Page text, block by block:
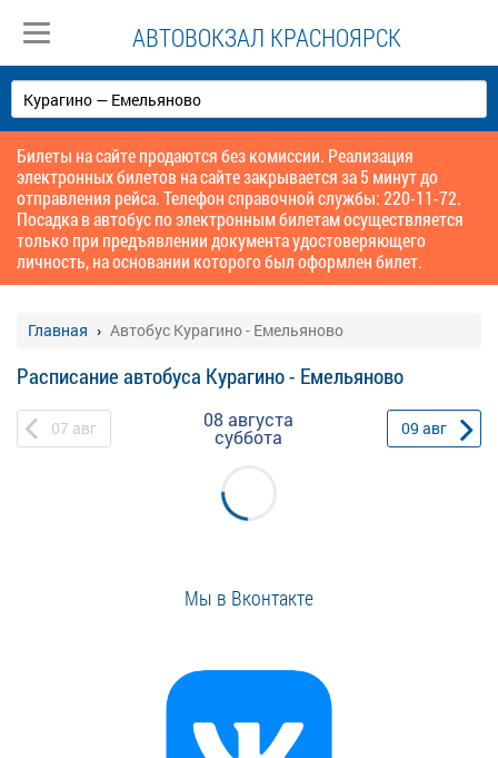
АВТОВОКЗАЛ КРАСНОЯРСК
Билеты на сайте продаются без комиссии. Реализация
электронных билетов на сайте закрывается за 5 минут до
отправления рейса. Телефон справочной службы: 220-11-72.
Посадка в автобус по электронным билетам осуществляется
только при предъявлении документа удостоверяющего
личность, на основании которого был оформлен билет.
Главная Автобус Курагино - Емельяново
Расписание автобуса Курагино - Емельяново
07 авг 08 августа
суббота 09 авг
Мы в Вконтакте